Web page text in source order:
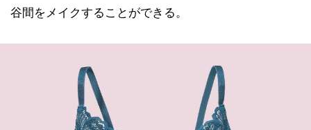
谷間をメイクすることができる。